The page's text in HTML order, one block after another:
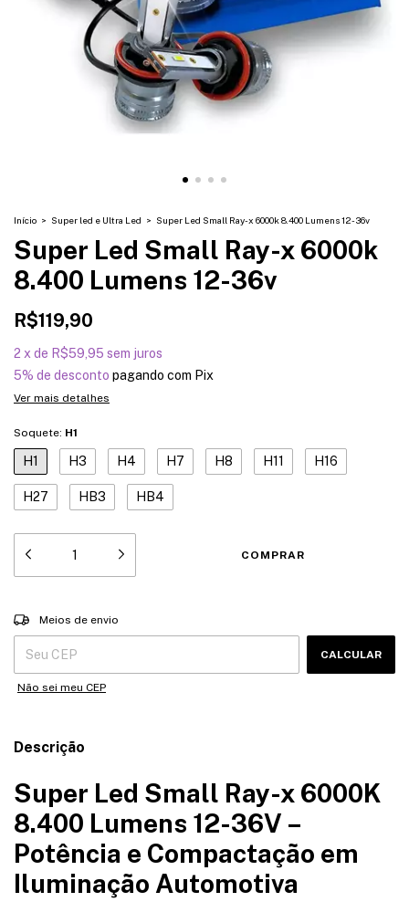
Início > Super led e Ultra Led > Super Led Small Ray-x 6000k 8.400 Lumens 12-36v
Super Led Small Ray-x 6000k
8.400 Lumens 12-36v
R$119,90
2 x de R$59,95 sem juros
5% de desconto pagando com Pix
Ver mais detalhes
Soquete: H1
H1 H3 H4 H7 H8 H11 H16
H27 HB3 HB4
Entregas para o CEP:
Meios de envio
CALCULAR
Não sei meu CEP
Descrição
Super Led Small Ray-x 6000K
8.400 Lumens 12-36V –
Potência e Compactação em
Iluminação Automotiva